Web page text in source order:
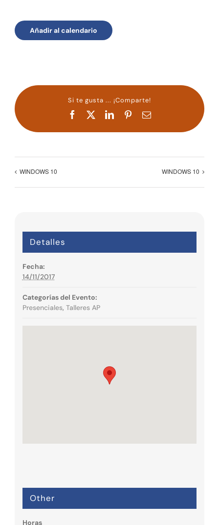
Añadir al calendario
Si te gusta ... ¡Comparte!
Facebook LinkedInPinterestCorreo
WINDOWS 10 WINDOWS 10
Detalles
Fecha:
14/11/2017
Categorías del Evento:
Presenciales, Talleres AP
Other
Horas